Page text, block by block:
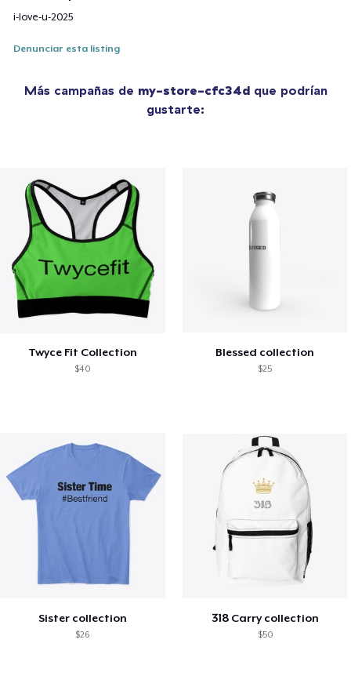
i-love-u-2025
Denunciar esta listing
Más campañas de my-store-cfc34dque podrían
gustarte:
Twyce Fit Collection
$40
Blessed collection
$25
Sister collection
$26
318 Carry collection
$50